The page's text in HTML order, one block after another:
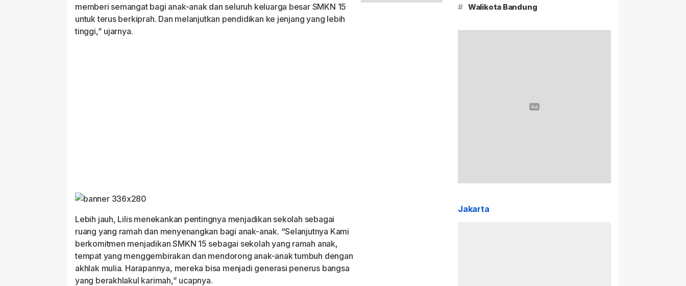
memberi semangat bagi anak-anak dan seluruh keluarga besar SMKN 15
untuk terus berkiprah. Dan melanjutkan pendidikan ke jenjang yang lebih
tinggi,” ujarnya.
Lebih jauh, Lilis menekankan pentingnya menjadikan sekolah sebagai
ruang yang ramah dan menyenangkan bagi anak-anak. “Selanjutnya Kami
berkomitmen menjadikan SMKN 15 sebagai sekolah yang ramah anak,
tempat yang menggembirakan dan mendorong anak-anak tumbuh dengan
akhlak mulia. Harapannya, mereka bisa menjadi generasi penerus bangsa
yang berakhlakul karimah,” ucapnya.
# Walikota Bandung
Jakarta